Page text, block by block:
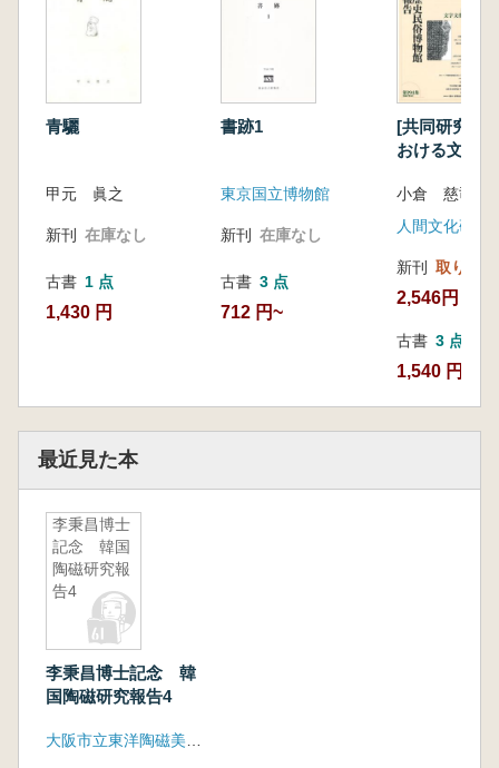
青驪
甲元 眞之
新刊 在庫なし
古書 1 点
1,430 円
書跡1
東京国立博物館
新刊 在庫なし
古書 3 点
712 円~
[共同研究]
おける文字
小倉 慈司 編
新刊 取り寄せ
2,546円
古書 3 点
1,540 円~
最近見た本
李秉昌博士
記念 韓国
陶磁研究報
告4
李秉昌博士記念 韓
国陶磁研究報告4